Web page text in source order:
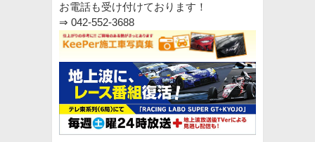
お電話も受け付けております！
⇒ 042-552-3688